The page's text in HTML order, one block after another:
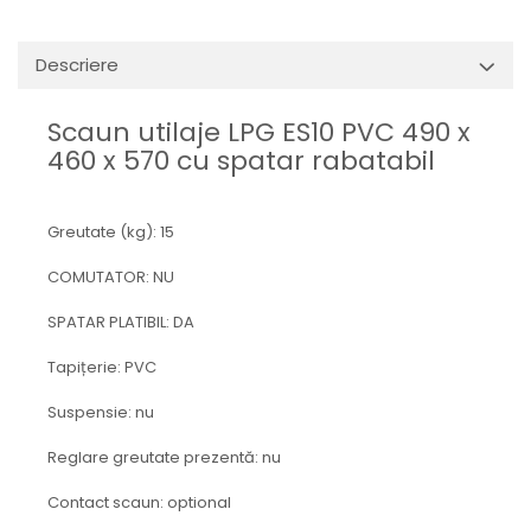
Hidraulica
Electropompa si motoare
electrice
Role, bucsi si bolturi
Bolturi - role - bucse
Burdufe si cilindri
Electrice
Hidraulice
SÖRENSEN
Mecanice
Descriere
Scaun utilaje LPG ES10 PVC 490 x
460 x 570 cu spatar rabatabil
Greutate (kg): 15
COMUTATOR: NU
SPATAR PLATIBIL: DA
Tapițerie: PVC
Suspensie: nu
Reglare greutate prezentă: nu
Contact scaun: optional